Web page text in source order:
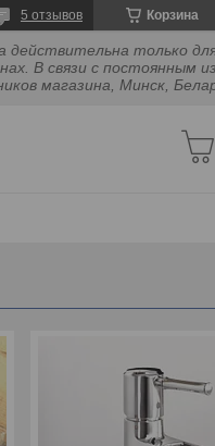
Корзина
5 отзывов
действительна только
В связи с постоянным
магазина, Минск,